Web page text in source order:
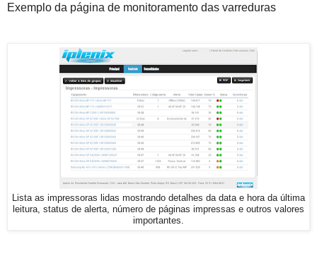
Exemplo da página de monitoramento das varreduras
Lista as impressoras lidas mostrando detalhes da data e hora da última
leitura, status de alerta, número de páginas impressas e outros valores
importantes.